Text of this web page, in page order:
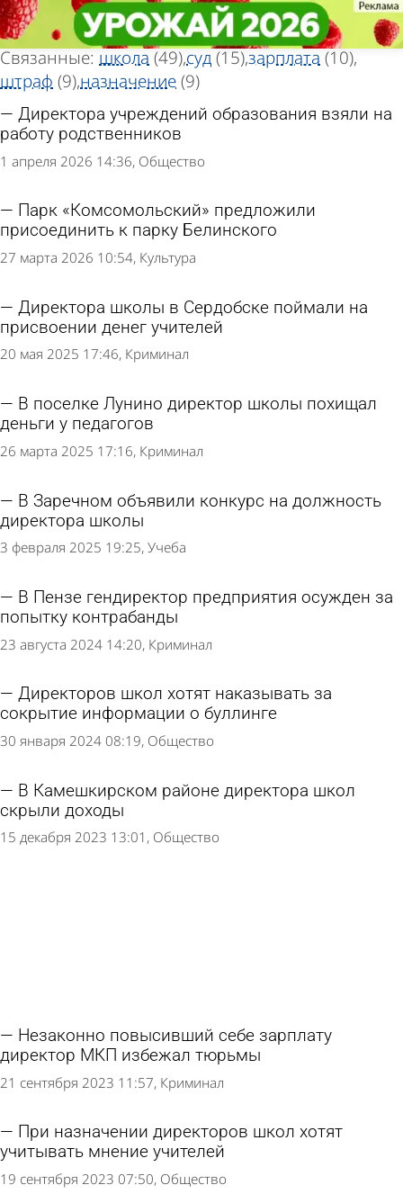
«Директор»
Тег новостей
Всего найдено 160 новостей
Связанные: школа (49)суд(15)зарплата (10)
штраф (9)назначение(9)
Директора учреждений образования взяли на
работу родственников
1 апреля 2026 14:36 Общество
Парк «Комсомольский» предложили
присоединить к парку Белинского
27 марта 2026 10:54 Культура
Директора школы в Сердобске поймали на
присвоении денег учителей
20 мая 2025 17:46 Криминал
В поселке Лунино директор школы похищал
деньги у педагогов
26 марта 2025 17:16 Криминал
В Заречном объявили конкурс на должность
директора школы
3 февраля 2025 19:25 Учеба
В Пензе гендиректор предприятия осужден за
попытку контрабанды
23 августа 2024 14:20 Криминал
Директоров школ хотят наказывать за
сокрытие информации о буллинге
30 января 2024 08:19 Общество
В Камешкирском районе директора школ
скрыли доходы
15 декабря 2023 13:01 Общество
Незаконно повысивший себе зарплату
директор МКП избежал тюрьмы
21 сентября 2023 11:57 Криминал
При назначении директоров школ хотят
учитывать мнение учителей
19 сентября 2023 07:50 Общество
«Директор»
Тег новостей